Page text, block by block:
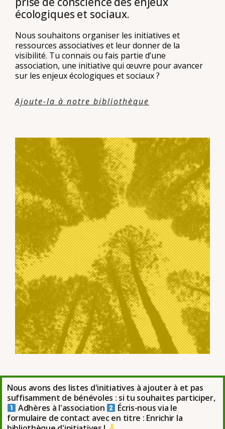
écologiques et sociaux.
Nous souhaitons organiser les initiatives et
ressources associatives et leur donner de la
visibilité. Tu connais ou fais partie d’une
association, une initiative qui œuvre pour avancer
sur les enjeux écologiques et sociaux ?
Ajoute-la à notre bibliothèque
Nous avons des listes d'initiatives à ajouter à et pas
suffisamment de bénévoles : si tu souhaites participer,
Adhères à l'association
Écris-nous via le
formulaire de contact avec en titre : Enrichir la